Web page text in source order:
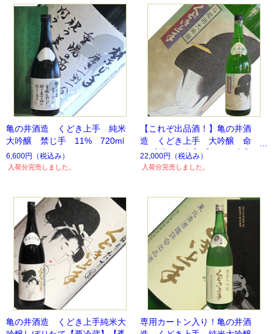
亀の井酒造 くどき上手 純米
大吟醸 禁じ手 11% 720ml
6,600円 （税込み）
入荷分完売しました。
【これぞ出品酒！】亀の井酒
造 くどき上手 大吟醸 命 1.
8L【季節限定】【数量限定】
22,000円 （税込み）
入荷分完売しました。
亀の井酒造 くどき上手純米大
専用カートン入り！亀の井酒